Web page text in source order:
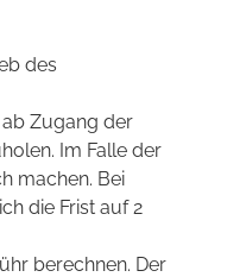
des
Zugang der
Im Falle der
machen. Bei
die Frist auf 2
berechnen. Der